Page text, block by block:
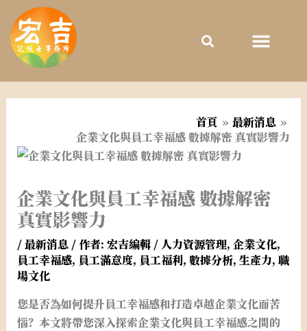
內
容
首頁
最新消息
企業文化與員工幸福感 數據解密 真實影響力
企業文化與員工幸福感 數據解密
真實影響力
/最新消息/ 作者: 宏吉編輯 / 人力資源管理, 企業文化,
員工幸福感, 員工滿意度, 員工福利, 數據分析, 生產力, 職
場文化
您是否為如何提升員工幸福感和打造卓越企業文化而苦
惱？本文將帶您深入探索企業文化與員工幸福感之間的